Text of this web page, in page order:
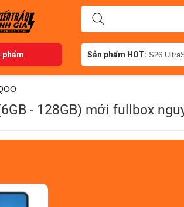
phẩm Sản phẩm HOT: S26 Ultra
- 128GB) mới fullbox